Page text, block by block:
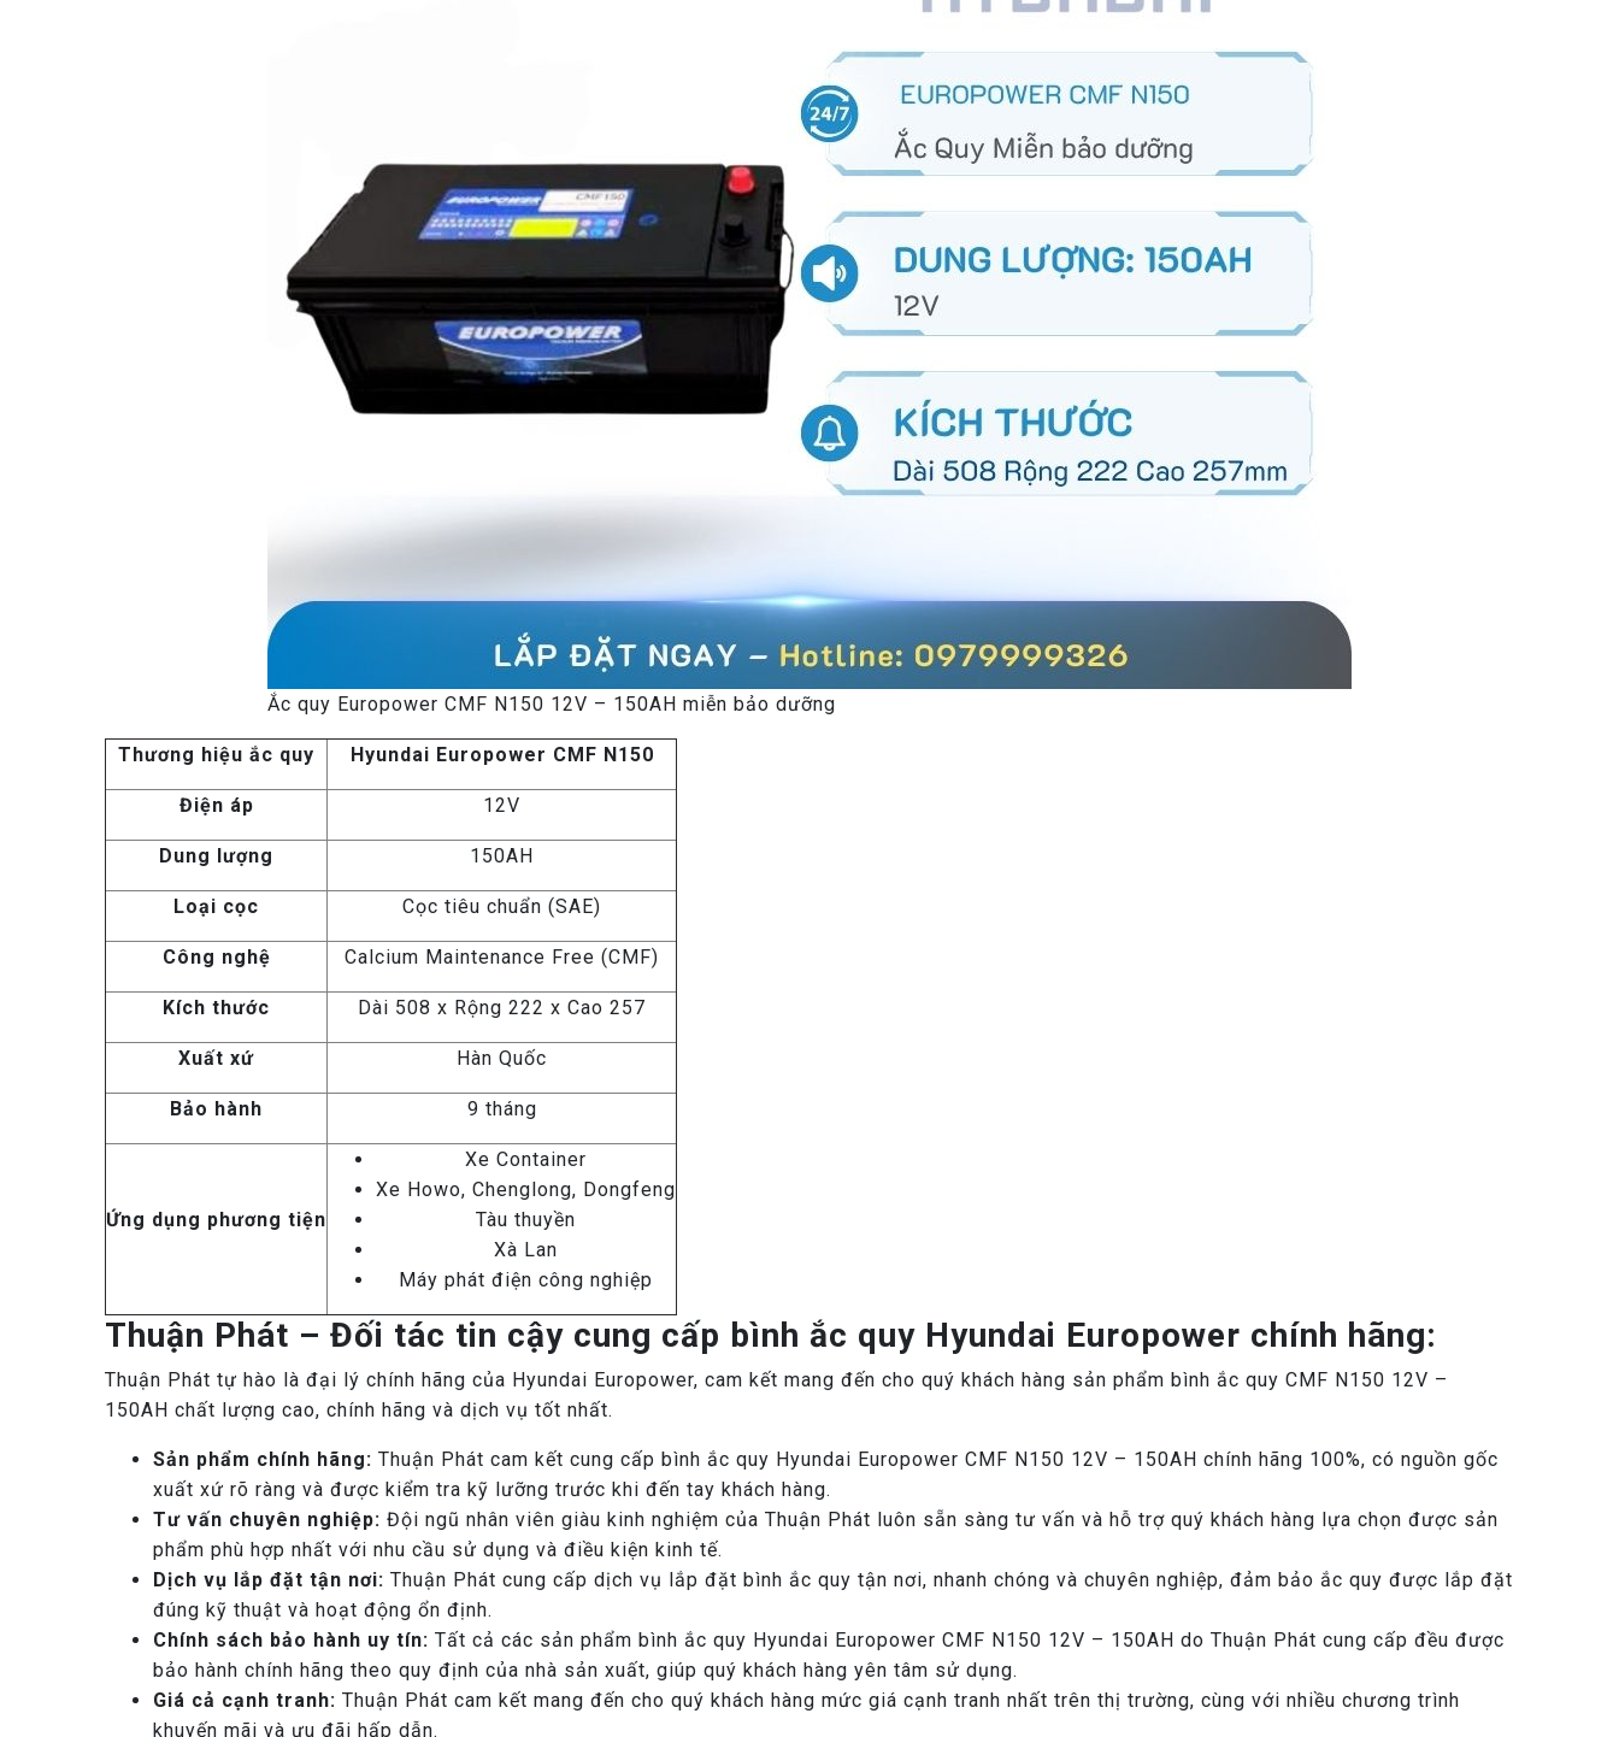
Ắc quy Europower CMF N150 12V – 150AH miễn bảo dưỡng
Thương hiệu ắc quy Hyundai Europower CMF N150
Điện áp 12V
Dung lượng 150AH
Loại cọc Cọc tiêu chuẩn (SAE)
Công nghệ Calcium Maintenance Free (CMF)
Kích thước Dài 508 x Rộng 222 x Cao 257
Xuất xứ Hàn Quốc
Bảo hành 9 tháng
Ứng dụng phương tiện
Xe Container
Xe Howo, Chenglong, Dongfeng
Tàu thuyền
Xà Lan
Máy phát điện công nghiệp
Thuận Phát – Đối tác tin cậy cung cấp bình ắc quy Hyundai Europower chính hãng:
Thuận Phát tự hào là đại lý chính hãng của Hyundai Europower, cam kết mang đến cho quý khách hàng sản phẩm bình ắc quy CMF N150 12V –
150AH chất lượng cao, chính hãng và dịch vụ tốt nhất.
Sản phẩm chính hãng: Thuận Phát cam kết cung cấp bình ắc quy Hyundai Europower CMF N150 12V – 150AH chính hãng 100%, có nguồn gốc
xuất xứ rõ ràng và được kiểm tra kỹ lưỡng trước khi đến tay khách hàng.
Tư vấn chuyên nghiệp: Đội ngũ nhân viên giàu kinh nghiệm của Thuận Phát luôn sẵn sàng tư vấn và hỗ trợ quý khách hàng lựa chọn được sản
phẩm phù hợp nhất với nhu cầu sử dụng và điều kiện kinh tế.
Dịch vụ lắp đặt tận nơi: Thuận Phát cung cấp dịch vụ lắp đặt bình ắc quy tận nơi, nhanh chóng và chuyên nghiệp, đảm bảo ắc quy được lắp đặt
đúng kỹ thuật và hoạt động ổn định.
Chính sách bảo hành uy tín: Tất cả các sản phẩm bình ắc quy Hyundai Europower CMF N150 12V – 150AH do Thuận Phát cung cấp đều được
bảo hành chính hãng theo quy định của nhà sản xuất, giúp quý khách hàng yên tâm sử dụng.
Giá cả cạnh tranh: Thuận Phát cam kết mang đến cho quý khách hàng mức giá cạnh tranh nhất trên thị trường, cùng với nhiều chương trình
khuyến mãi và ưu đãi hấp dẫn.